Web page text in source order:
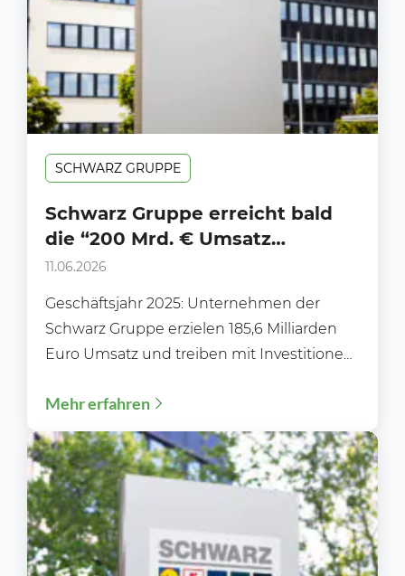
SCHWARZ GRUPPE
Schwarz Gruppe erreicht bald
die “200 Mrd. € Umsatz
Schallmauer” (hier alle Zahlen)
11.06.2026
Geschäftsjahr 2025: Unternehmen der
Schwarz Gruppe erzielen 185,6 Milliarden
Euro Umsatz und treiben mit Investitionen
Mehr erfahren